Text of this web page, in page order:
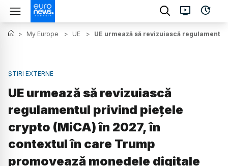
> My Europe > UE > UE urmează să revizuiască
ȘTIRI EXTERNE
UE urmează să revizuiască
regulamentul privind piețele
crypto (MiCA) în 2027, în
contextul în care Trump
promovează monedele digitale